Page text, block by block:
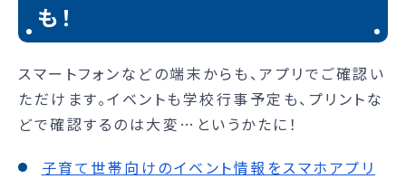
も！
スマートフォンなどの端末からも、アプリでご確認い
ただけます。イベントも学校行事予定も、プリントな
どで確認するのは大変…というかたに！
子育て世帯向けのイベント情報をスマホアプリ